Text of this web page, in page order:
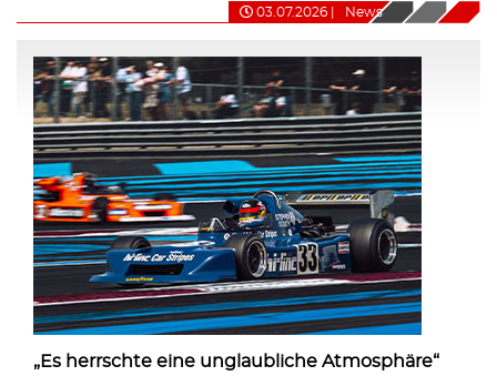
03.07.2026 News
„Es herrschte eine unglaubliche Atmosphäre“